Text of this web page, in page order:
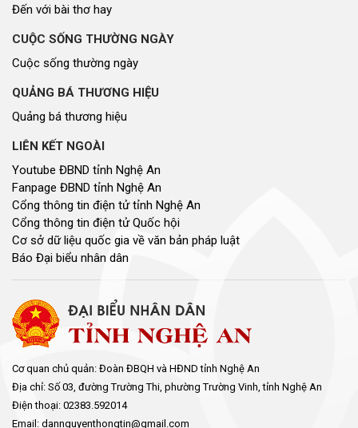
Đến với bài thơ hay
CUỘC SỐNG THƯỜNG NGÀY
Cuộc sống thường ngày
QUẢNG BÁ THƯƠNG HIỆU
Quảng bá thương hiệu
LIÊN KẾT NGOÀI
Youtube ĐBND tỉnh Nghệ An
Fanpage ĐBND tỉnh Nghệ An
Cổng thông tin điện tử tỉnh Nghệ An
Cổng thông tin điện tử Quốc hội
Cơ sở dữ liệu quốc gia về văn bản pháp luật
Báo Đại biểu nhân dân
Cơ quan chủ quản: Đoàn ĐBQH và HĐND tỉnh Nghệ An
Địa chỉ: Số 03, đường Trường Thi, phường Trường Vinh, tỉnh Nghệ An
Điện thoại: 02383.592014
Email: dannguyenthongtin@gmail.com